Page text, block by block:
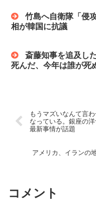
相が韓国に抗議
斎藤知事を追及した県議に脅迫メール数千通「2人
死んだ、今年は誰が死
もうマズいなんて言
なっている。銀座の
最新事情が話題
アメリカ、イランの
コメント